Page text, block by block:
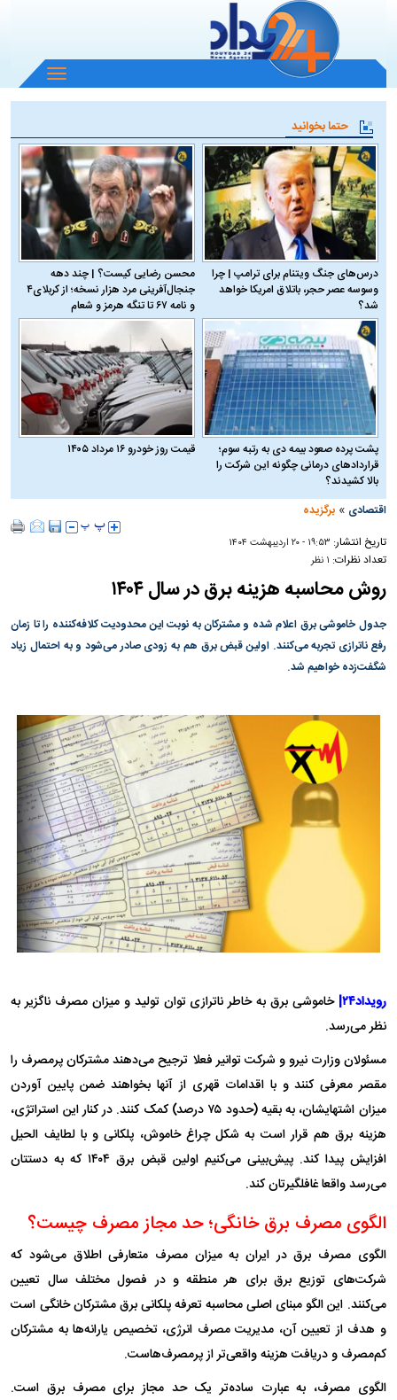
باز
و
منو
حتما بخوانید
درس‌های جنگ ویتنام برای ترامپ | چرا
وسوسه عصر حجر، باتلاق امریکا خواهد
شد؟
محسن رضایی کیست؟ | چند دهه
جنجال‌آفرینی مرد هزار نسخه؛ از کربلای۴
و نامه ۶۷ تا تنگه هرمز و شعام
پشت پرده صعود بیمه دی به رتبه سوم؛
قراردادهای درمانی چگونه این شرکت را
بالا کشیدند؟
قیمت روز خودرو ۱۶ مرداد ۱۴۰۵
اقتصادی »برگزیده
تاریخ انتشار: ۱۹:۵۳ - ۲۰ ارديبهشت ۱۴۰۴
تعداد نظرات: ۱ نظر
روش محاسبه هزینه برق در سال ۱۴۰۴
جدول خاموشی برق اعلام شده و مشترکان به نوبت این محدودیت کلافه‌کننده را تا زمان
رفع ناترازی تجربه می‌کنند. اولین قبض برق هم به زودی صادر می‌شود و به احتمال زیاد
شگفت‌زده خواهیم شد.
رویداد۲۴|
خاموشی برق به خاطر ناترازی توان تولید و میزان مصرف ناگزیر به
نظر می‌رسد.
مسئولان وزارت نیرو و شرکت توانیر فعلا ترجیح می‌دهند مشترکان پرمصرف را
مقصر معرفی کنند و با اقدامات قهری از آنها بخواهند ضمن پایین آوردن
میزان اشتهایشان، به بقیه (حدود ۷۵ درصد) کمک کنند. در کنار این استراتژی،
هزینه برق هم قرار است به شکل چراغ خاموش، پلکانی و با لطایف الحیل
افزایش پیدا کند. پیش‌بینی می‌کنیم اولین قبض برق ۱۴۰۴ که به دستتان
می‌رسد واقعا غافلگیرتان کند.
الگوی مصرف برق خانگی؛ حد مجاز مصرف چیست؟
الگوی مصرف برق در ایران به میزان مصرف متعارفی اطلاق می‌شود که
شرکت‌های توزیع برق برای هر منطقه و در فصول مختلف سال تعیین
می‌کنند. این الگو مبنای اصلی محاسبه تعرفه پلکانی برق مشترکان خانگی است
و هدف از تعیین آن، مدیریت مصرف انرژی، تخصیص یارانه‌ها به مشترکان
کم‌مصرف و دریافت هزینه واقعی‌تر از پرمصرف‌هاست.
الگوی مصرف، به عبارت ساده‌تر یک حد مجاز برای مصرف برق است.